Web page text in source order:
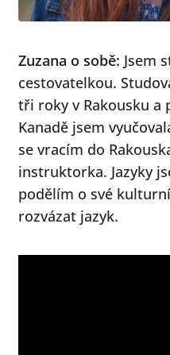
Zuzana o sobě: Jsem
cestovatelkou.
tři roky v Rakousku a
Kanadě jsem
se vracím do
instruktorka. Jazyky
podělím o své
rozvázat jazyk.